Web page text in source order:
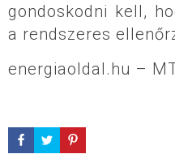
gondoskodni kell,
a rendszeres
energiaoldal.hu –